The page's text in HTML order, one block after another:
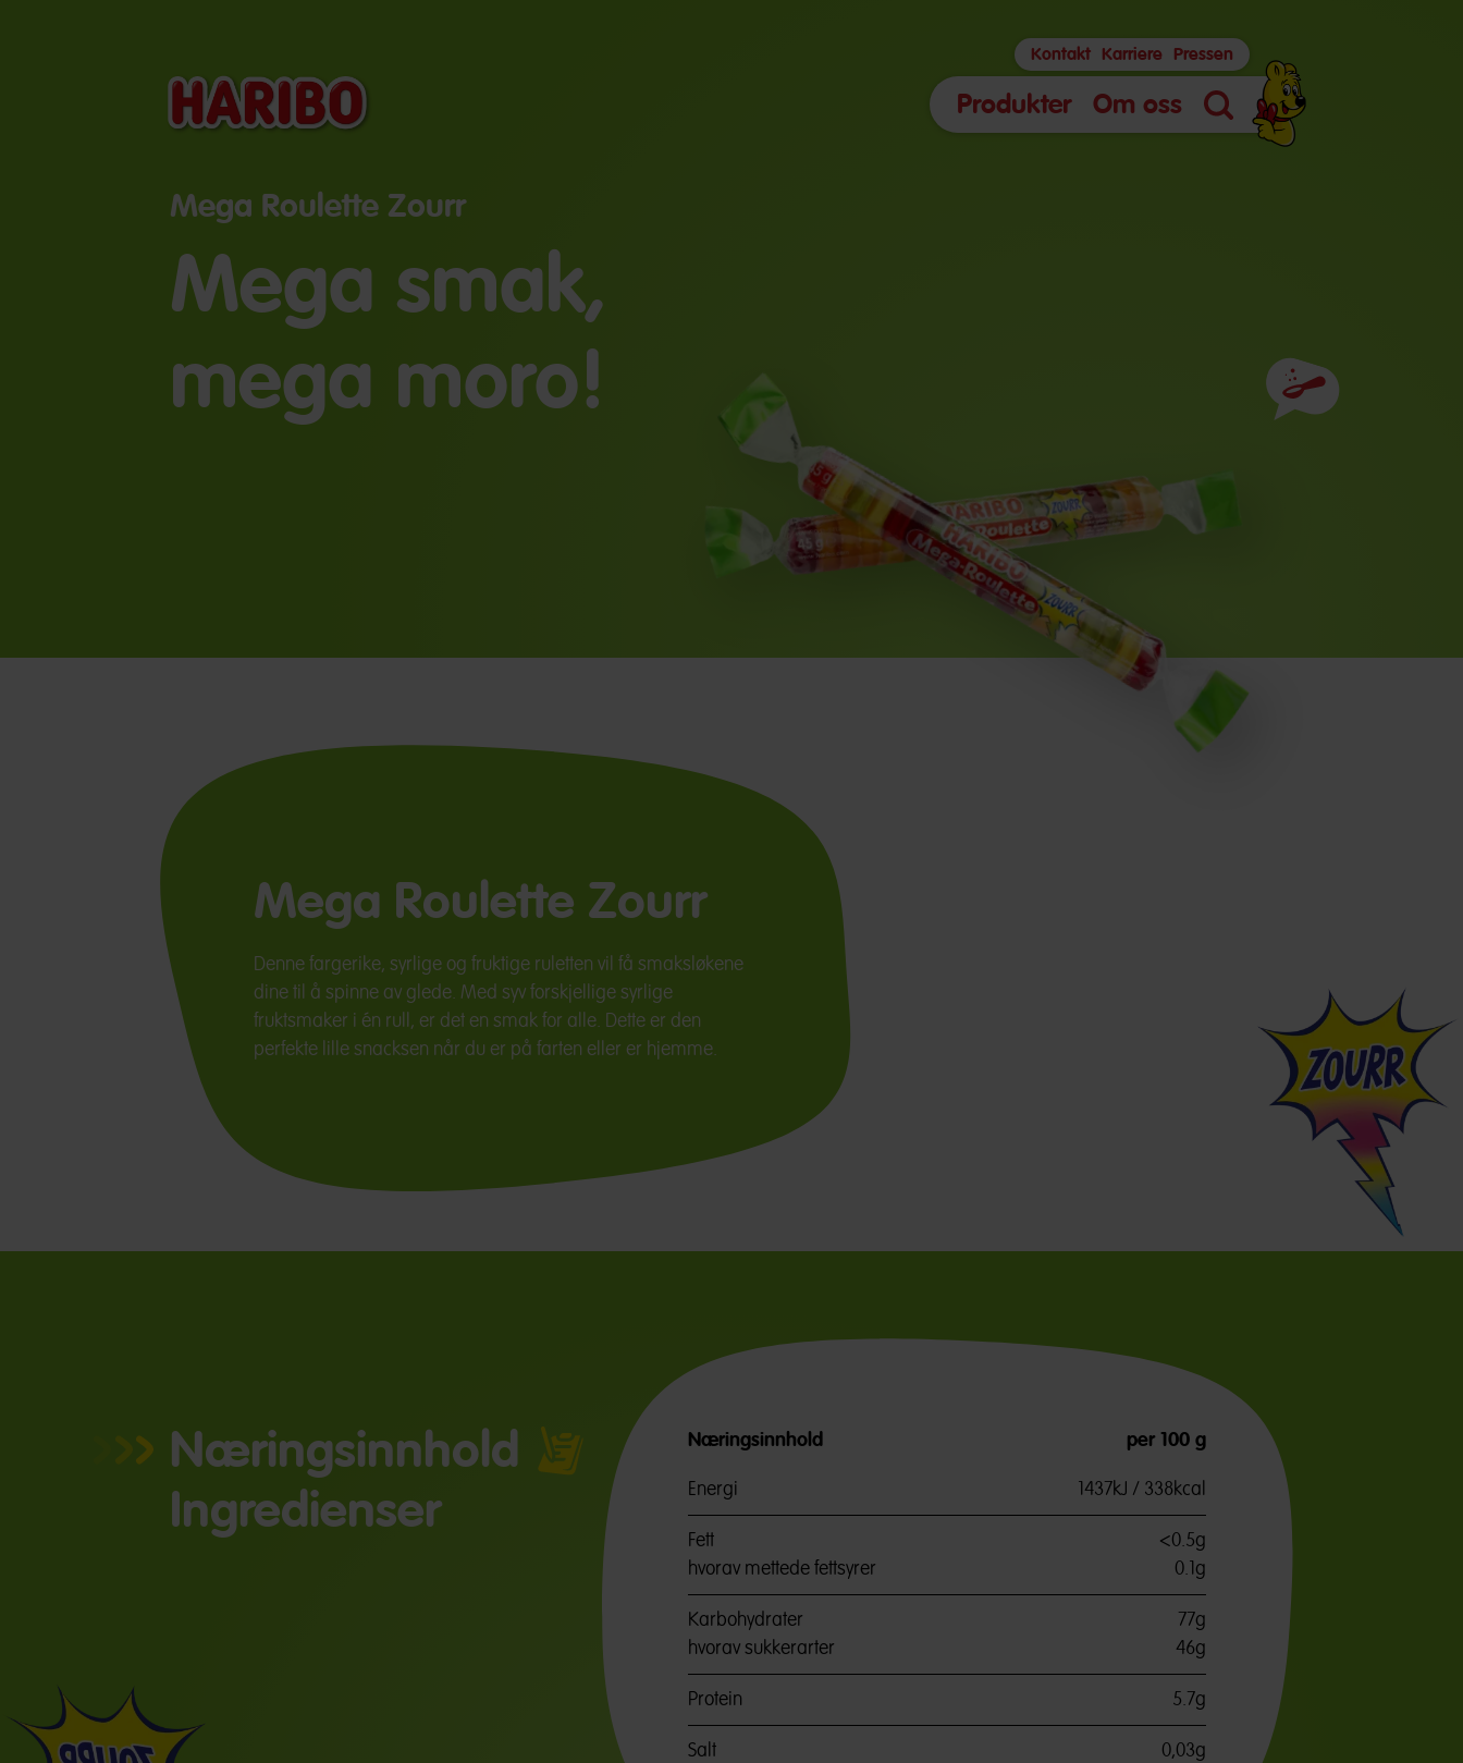
Produkter Om oss
Søk
Kontakt Karriere Pressen
Mega Roulette Zourr
Mega smak,
mega moro!
Ingredienser
Mega Roulette Zourr
Denne fargerike, syrlige og fruktige ruletten vil få smaksløkene
dine til å spinne av glede. Med syv forskjellige syrlige
fruktsmaker i én rull, er det en smak for alle. Dette er den
perfekte lille snacksen når du er på farten eller er hjemme.
Næringsinnhold
Ingredienser
Næringsinnhold per 100 g
Energi 1437kJ / 338kcal
Fett
<0.5g
hvorav mettede fettsyrer
0.1g
Karbohydrater
77g
hvorav sukkerarter
46g
Protein 5.7g
Salt 0,03g